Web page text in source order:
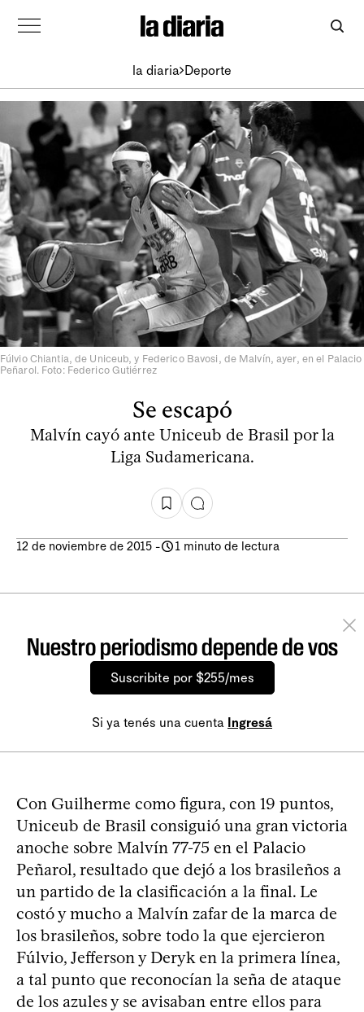
la diaria Deporte
Fúlvio Chiantia, de Uniceub, y Federico Bavosi, de Malvín, ayer, en el Palacio
Peñarol. Foto: Federico Gutiérrez
Se escapó
Malvín cayó ante Uniceub de Brasil por la
Liga Sudamericana.
12 de noviembre de 2015 - 1 minuto de lectura
Nuestro periodismo depende de vos
Suscribite por $255/mes
Si ya tenés una cuenta Ingresá
Con Guilherme como figura, con 19 puntos,
Uniceub de Brasil consiguió una gran victoria
anoche sobre Malvín 77-75 en el Palacio
Peñarol, resultado que dejó a los brasileños a
un partido de la clasificación a la final. Le
costó y mucho a Malvín zafar de la marca de
los brasileños, sobre todo la que ejercieron
Fúlvio, Jefferson y Deryk en la primera línea,
a tal punto que reconocían la seña de ataque
de los azules y se avisaban entre ellos para